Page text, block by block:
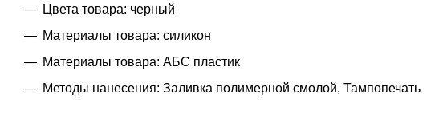
Цвета товара: черный
Материалы товара: силикон
Материалы товара: АБС пластик
Методы нанесения: Заливка полимерной смолой, Тампопечать